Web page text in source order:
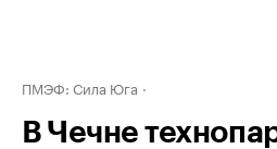
ПМЭФ: Сила Юга
В Чечне